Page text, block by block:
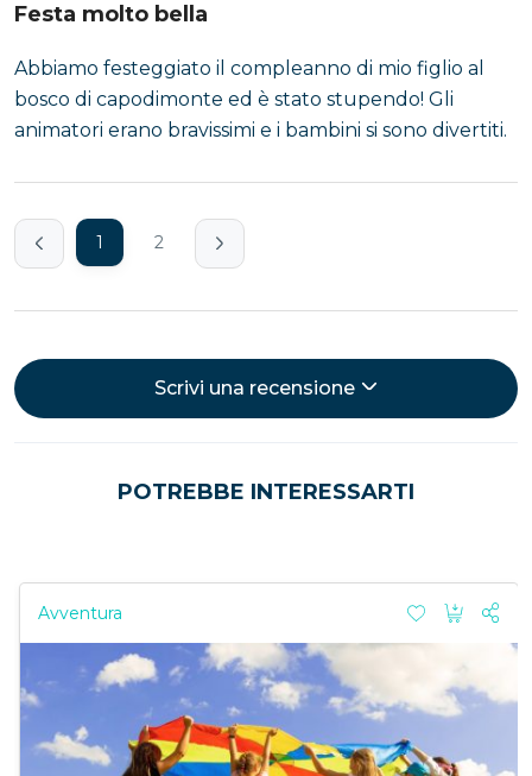
Festa molto bella
Abbiamo festeggiato il compleanno di mio figlio al
bosco di capodimonte ed è stato stupendo! Gli
animatori erano bravissimi e i bambini si sono divertiti.
1 2
Scrivi una recensione
POTREBBE INTERESSARTI
Avventura